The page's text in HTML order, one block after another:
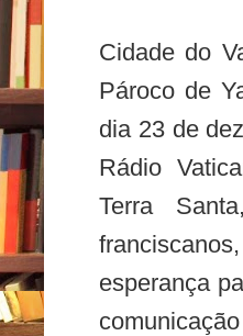
Cidade do
Pároco de
dia 23 de
Rádio
Terra
esperança